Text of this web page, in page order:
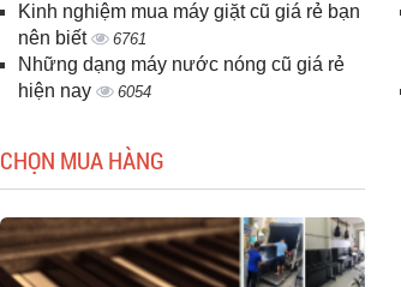
Kinh nghiệm mua máy giặt cũ giá rẻ bạn
nên biết
6761
Những dạng máy nước nóng cũ giá rẻ
hiện nay
6054
CHỌN MUA HÀNG